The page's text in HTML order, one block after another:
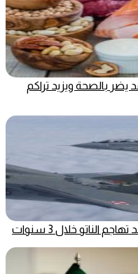
يضر بالصحة ويزيد تراكم
الناتو خلال 3 سنوات